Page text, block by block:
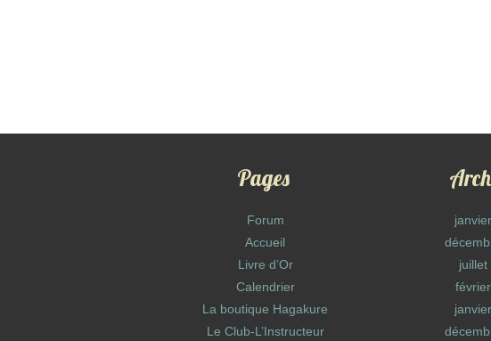
Pages
Forum
Accueil
Livre d’Or
Calendrier
La boutique Hagakure
Le Club-L’Instructeur
juillet